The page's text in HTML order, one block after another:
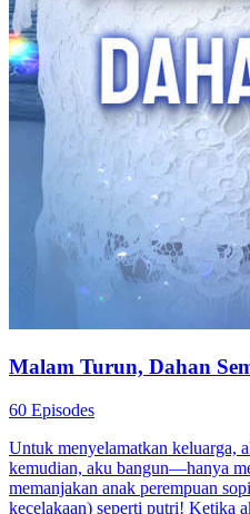
Malam Turun, Dahan
60 Episodes
Untuk menyelamatkan keluarga,
kemudian, aku bangun—hanya
memanjakan anak perempuan
kecelakaan) seperti putri! Ketika